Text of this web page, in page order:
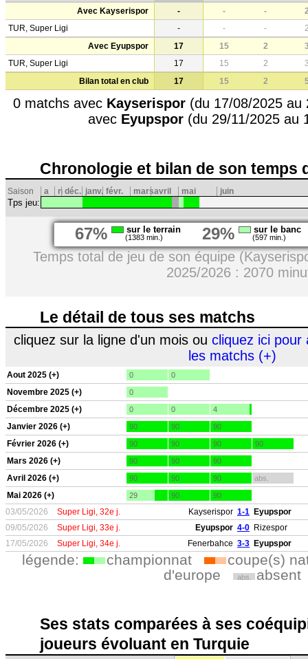
Avec Kayserispor - - -
TUR, Super Ligi
- - -
Avec Eyupspor
17 15 2
TUR, Super Ligi
17 15 2
Bilan total en club
17 15 2
0 matchs avec Kayserispor (du 17/08/2025 au
avec Eyupspor (du 29/11/2025 au
Chronologie et bilan de son temps
Saison a n déc. janv. févr. marsavril mai juin
Tps jeu:
67% sur le terrain
(1383 min.) 29% sur le banc
(597 min.)
Temps total de jeu de son équipe
2025/2026 : 2070
Le détail de tous ses matchs
cliquez sur la ligne d'un mois ou cliquez ici pour
les matchs (+)
Aout 2025 (+) 0 0
Novembre 2025 (+) 0
Décembre 2025 (+) 0 0 4
Janvier 2026 (+) 90 90 90
Février 2026 (+) 90 90 90 90
Mars 2026 (+) 90 90 90
Avril 2026 (+) 90 90 90 abs.
Mai 2026 (+) 29 90 90
03/05/2026 Super Ligi, 32e j. Kayserispor 1-1 Eyupspor
09/05/2026
Super Ligi, 33e j. Eyupspor 4-0 Rizespor
17/05/2026
Super Ligi, 34e j. Fenerbahce 3-3 Eyupspor
légende: championnat
coupe(s)
d'europe
abs. absent
Ses stats comparées à ses
joueurs évoluant en Turquie